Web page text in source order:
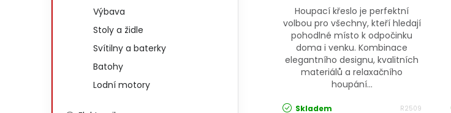
Výbava
Stoly a židle
Svítilny a baterky
Batohy
Lodní motory
Houpací křeslo je perfektní
volbou pro všechny, kteří hledají
pohodlné místo k odpočinku
doma i venku. Kombinace
elegantního designu, kvalitních
materiálů a relaxačního
houpání...
Skladem R2509